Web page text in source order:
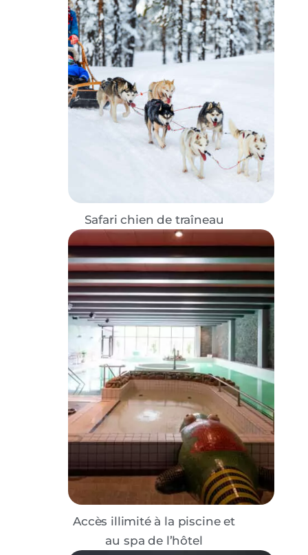
Safari chien de traîneau
Accès illimité à la piscine et
au spa de l’hôtel